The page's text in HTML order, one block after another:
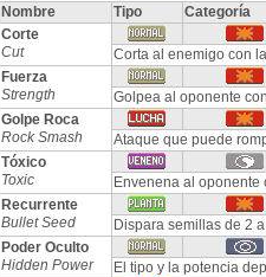
Nombre Tipo
Categoría
Corte
Cut
Corta al enemigo con
Fuerza
Strength
Golpea al oponente
Golpe Roca
Rock Smash
Ataque que puede
Tóxico
Toxic
Envenena al oponente
Recurrente
Bullet Seed
Dispara semillas de 2
Poder Oculto
Hidden Power
El tipo y la potencia